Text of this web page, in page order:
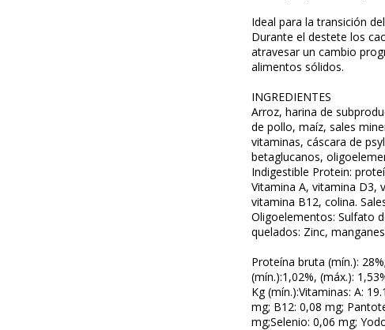
Ideal para la transición
Durante el destete los
atravesar un cambio
alimentos sólidos.
INGREDIENTES
Arroz, harina de
de pollo, maíz, sales
vitaminas, cáscara de
betaglucanos,
Indigestible Protein:
Vitamina A, vitamina D3,
vitamina B12, colina.
Oligoelementos: Sulfato
quelados: Zinc,
Proteína bruta (mín.):
(mín.):1,02%, (máx.):
Kg (mín.):Vitaminas: A:
mg; B12: 0,08 mg;
mg;Selenio: 0,06 mg;